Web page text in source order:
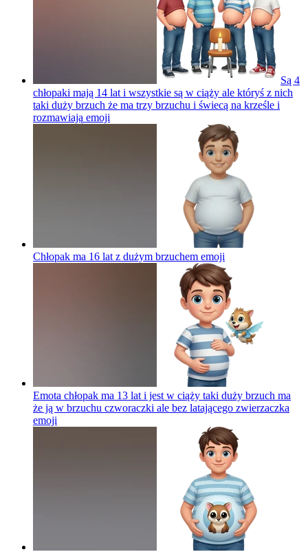
Są 4
chłopaki mają 14 lat i wszystkie są w ciąży ale któryś z nich
taki duży brzuch że ma trzy brzuchu i świecą na krześle i
rozmawiają emoji
Chłopak ma 16 lat z dużym brzuchem emoji
Emota chłopak ma 13 lat i jest w ciąży taki duży brzuch ma
że ją w brzuchu czworaczki ale bez latającego zwierzaczka
emoji